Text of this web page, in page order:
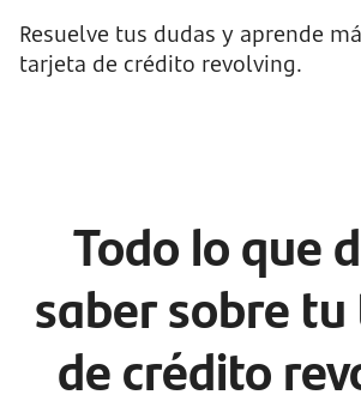
Resuelve tus dudas y aprende
tarjeta de crédito revolving.
Todo lo que
saber sobre
de crédito